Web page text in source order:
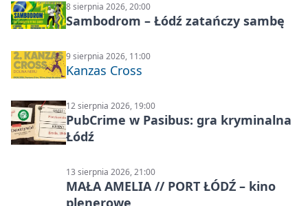
8 sierpnia 2026, 20:00
Sambodrom – Łódź zatańczy sambę
9 sierpnia 2026, 11:00
Kanzas Cross
12 sierpnia 2026, 19:00
PubCrime w Pasibus: gra kryminalna
Łódź
13 sierpnia 2026, 21:00
MAŁA AMELIA // PORT ŁÓDŹ – kino